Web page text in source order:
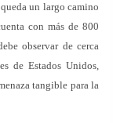
un largo camino
con más de 800
observar de cerca
de Estados Unidos,
tangible para la